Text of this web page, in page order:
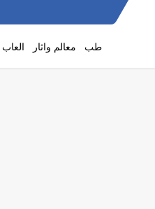
طب معالم واثار العاب